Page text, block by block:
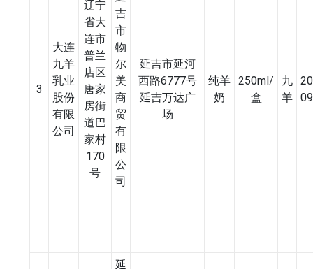
3
大连
九羊
乳业
股份
有限
公司
辽宁
省大
连市
普兰
店区
唐家
房街
道巴
家村
170
号
吉
市
物
尔
美
商
贸
有
限
公
司
延吉市延河
西路6777号
延吉万达广
场
纯羊
奶
250ml/
盒
九
羊
延